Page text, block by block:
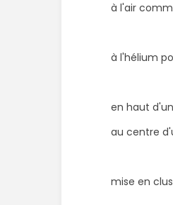
à l'air
à l'hélium
en haut
au centre
mise en